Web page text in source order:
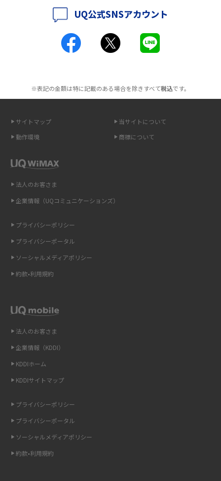
2016年4月(3)
2015年12月(8)
2015年10月(8)
2015年8月(7)
2015年7月(9)
2015年6月(8)
2015年3月(9)
2015年2月(7)
2014年12月(8)
2014年11月(8)
2014年10月(9)
2014年9月(9)
2014年8月(7)
2014年7月(9)
2014年6月(7)
2014年5月(7)
2014年4月(9)
ポケット型Wi-Fiとは？通信の仕組みやメリット・デメリットを解説
工事不要！置くだけWi-Fiの特徴は？メリット・デメリットや選び方を解説
無制限で利用できるポケット型Wi-Fiは？選び方や通信費を抑える方法も紹
ポケット型Wi-Fi（モバイルWi-Fi）とは？おススメする方の特徴や選び方を
即日受け取りできるポケット型Wi-Fiはある？すぐに使うための方法や注意
ONU（光回線終端装置）とは？モデム・ルーター・ホームゲートウェイと
ギガバイト（GB）とは？1GBの目安やギガが足りない時の対処法を紹介
Wi-Fi 6とは？Wi-Fi 5との違いやメリットと注意点、規格の種類も解説
Wi-Fiを自宅に設置する方法は？必要なことやポイントも紹介
光ファイバーとは？仕組みやメリット・デメリットを初心者向けにわかり
やすく解説
を解説
6Gとはどんな通信技術？Beyond 5Gや実用化の課題などを解説
方法を解説
UQ公式SNSアカウント
※表記の金額は特に記載のある場合を除きすべて税込です。
サイトマップ
当サイトについて
動作環境
商標について
法人のお客さま
企業情報（KDDI）
KDDIホーム
KDDIサイトマップ
プライバシーポリシー
プライバシーポータル
ソーシャルメディアポリシー
約款•利用規約
法人のお客さま
企業情報（UQコミュニケーションズ）
プライバシーポリシー
プライバシーポータル
ソーシャルメディアポリシー
約款•利用規約